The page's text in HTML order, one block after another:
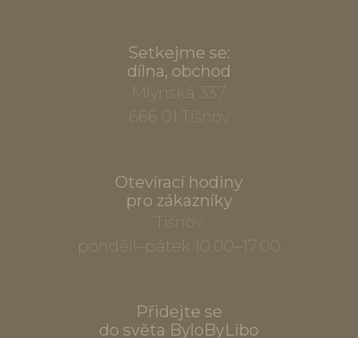
Setkejme se:
dílna, obchod
Mlýnská 337
666 01 Tišnov
Otevírací hodiny
pro zákazníky
Tišnov
pondělí–pátek 10.00–17.00
Přidejte se
do světa ByloByLibo